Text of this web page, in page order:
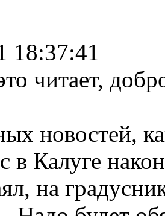
18:37:41
читает,
новостей,
в Калуге
на